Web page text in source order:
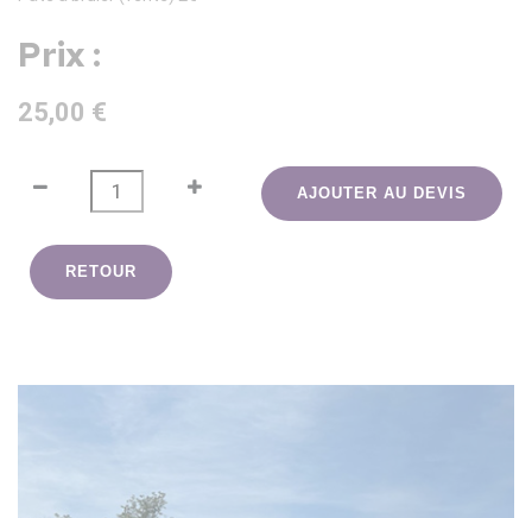
Prix :
25,00 €
AJOUTER AU DEVIS
RETOUR